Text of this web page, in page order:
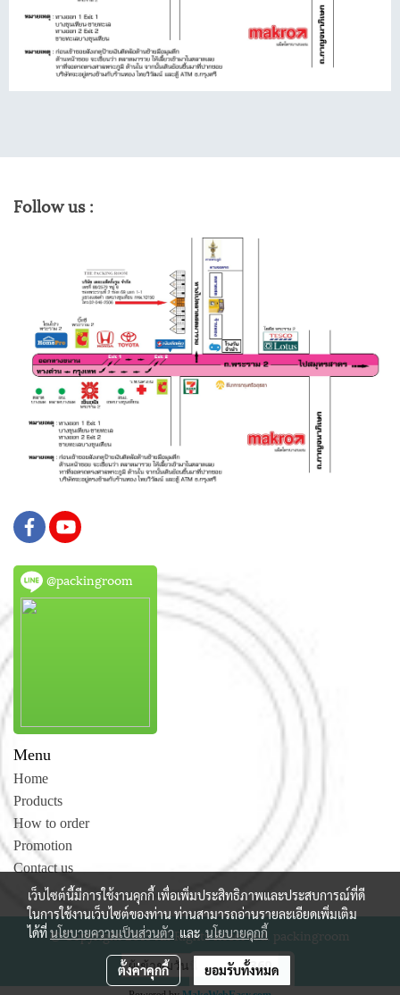
Follow us :
@packingroom
Menu
Home
Products
How to order
Promotion
Contact us
© Copyright 2015 All Rights Reserved. packingroom
ผู้เข้าชมวันนี้ 360
เว็บไซต์นี้มีการใช้งานคุกกี้ เพื่อเพิ่มประสิทธิภาพและประสบการณ์ที่ดี
ในการใช้งานเว็บไซต์ของท่าน ท่านสามารถอ่านรายละเอียดเพิ่มเติม
ได้ที่นโยบายความเป็นส่วนตัวและนโยบายคุกกี้
ตั้งค่าคุกกี้ ยอมรับทั้งหมด